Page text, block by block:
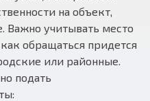
на объект,
Важно учитывать место
обращаться придется
или районные.
подать